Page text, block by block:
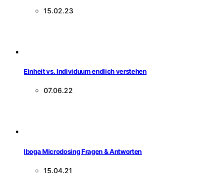
15.02.23
Einheit vs. Individuum endlich verstehen
07.06.22
Iboga Microdosing Fragen & Antworten
15.04.21